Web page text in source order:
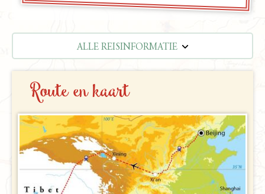
ALLE REISINFORMATIE
REISBESCHRIJVING
VERTREKDATA/PRIJS
PRAKTISCHE INFORMATIE
Accommodatie
Vliegreis
FAQ
FOTO'S EN VIDEO
Route en kaart